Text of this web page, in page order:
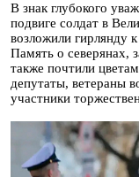
В знак глубокого
подвиге солдат в
возложили гирлянду
Память о северянах,
также почтили
депутаты, ветераны
участники